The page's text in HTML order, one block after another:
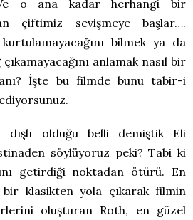
o ana kadar herhangi bir
çiftimiz sevişmeye başlar….
bilmek ya da
anlamak nasıl bir
İşte bu filmde bunu tabir-i
olduğu belli demiştik Eli
söylüyoruz peki? Tabi ki
getirdiği noktadan ötürü. En
klasikten yola çıkarak filmin
oluşturan Roth, en güzel